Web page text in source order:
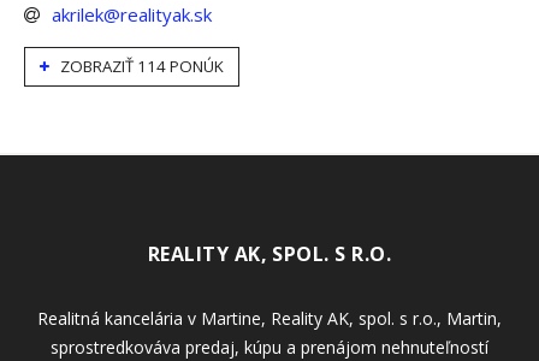
akrilek@realityak.sk
ZOBRAZIŤ 114 PONÚK
REALITY AK, SPOL. S R.O.
Realitná kancelária v Martine, Reality AK, spol. s r.o., Martin,
sprostredkováva predaj, kúpu a prenájom nehnuteľností